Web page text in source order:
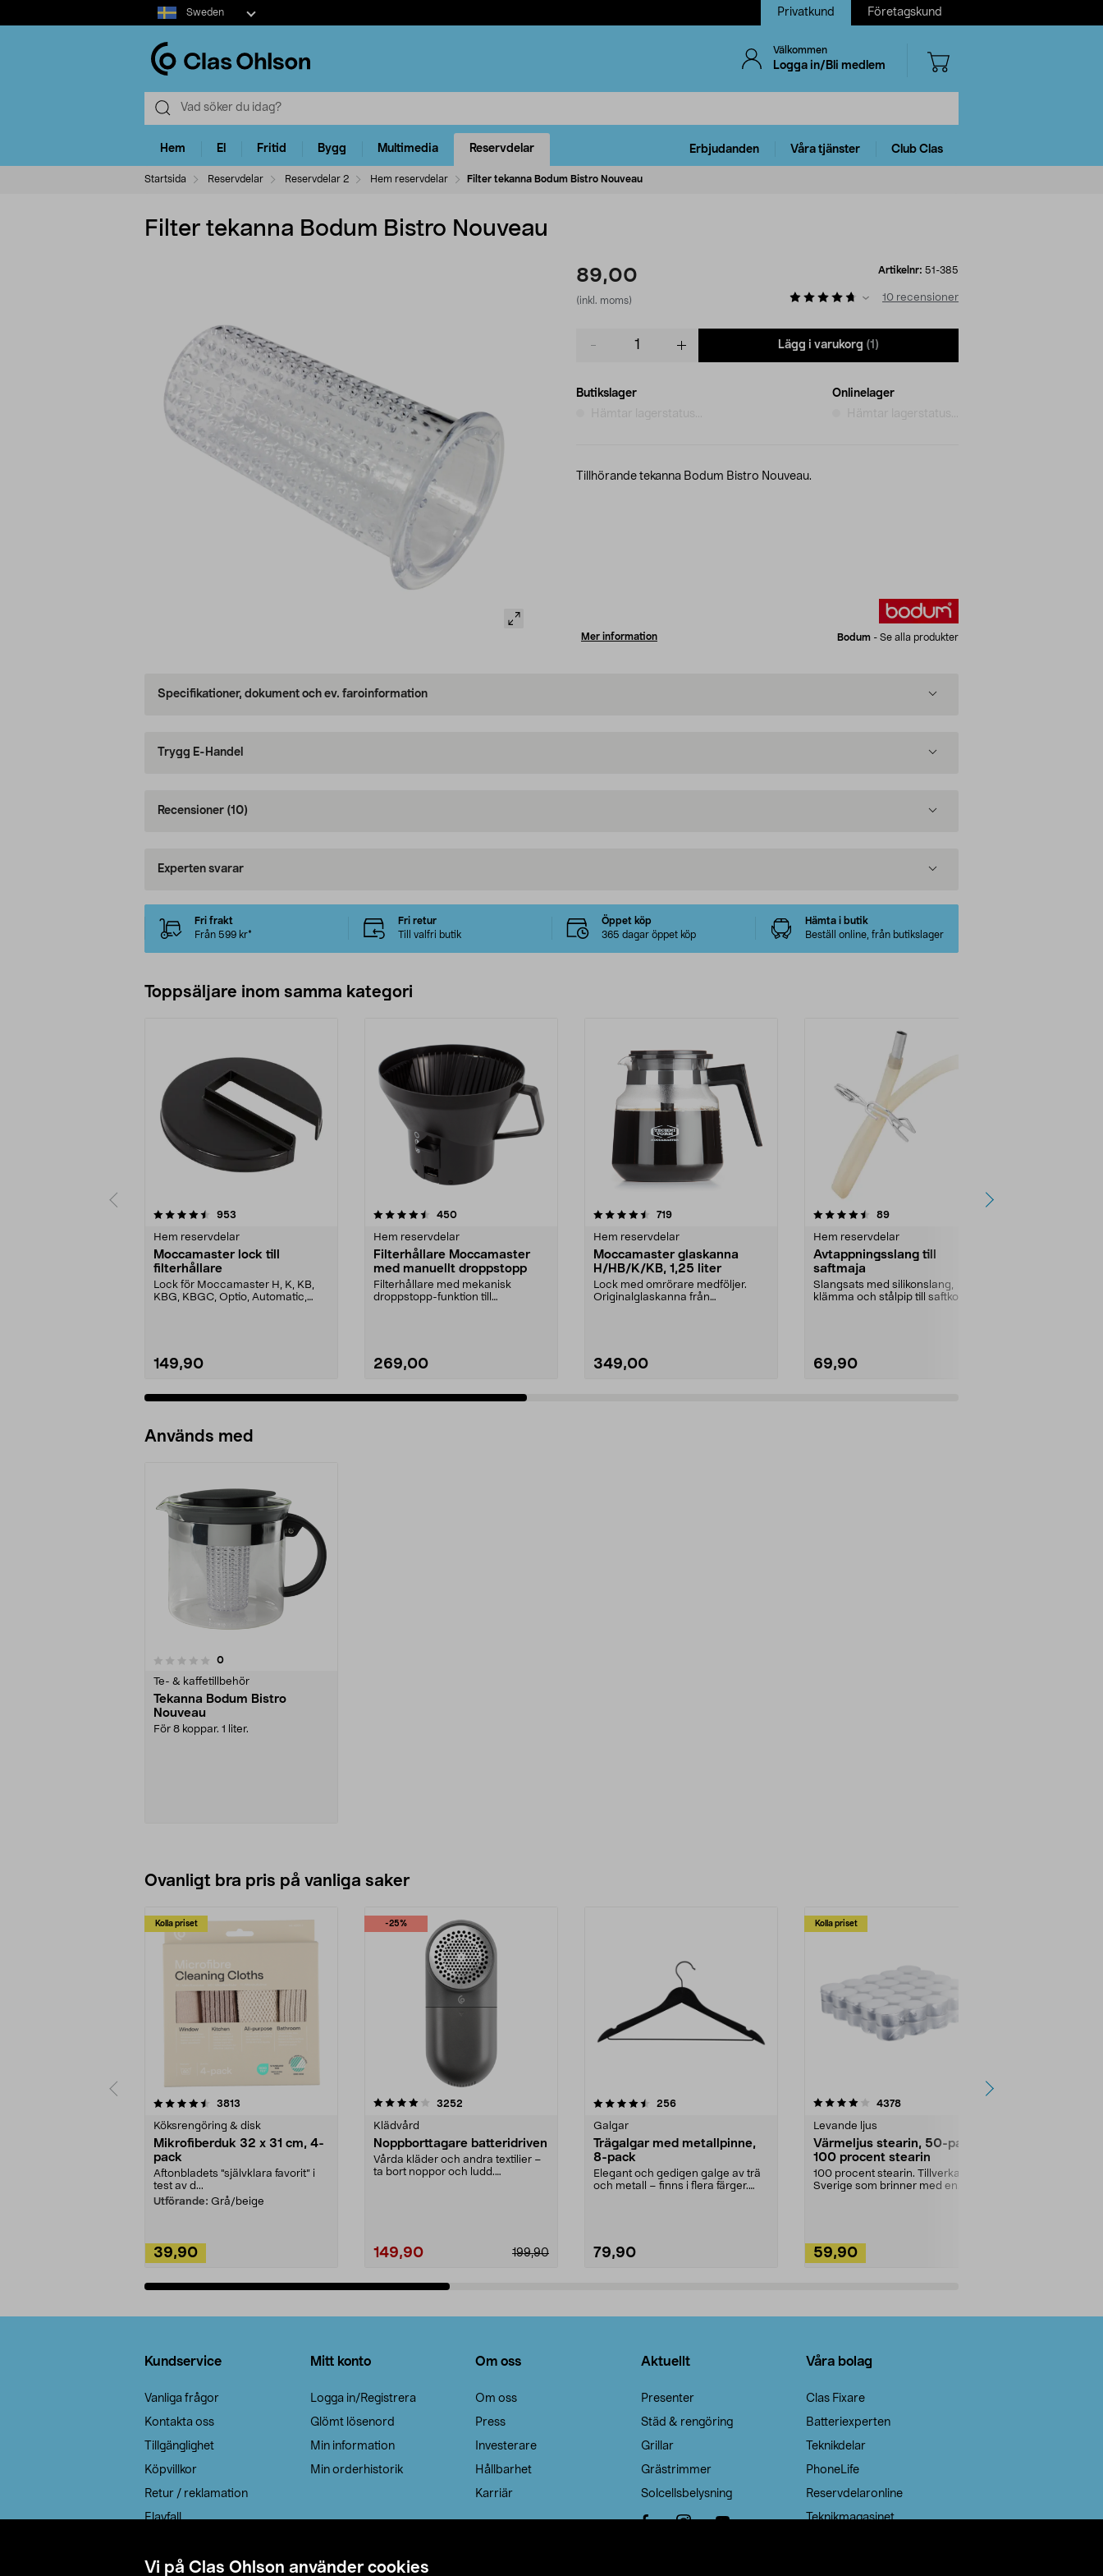
Vi på Clas Ohlson använder cookies
Select
market
Sweden Privatkund Företagskund
Välkommen
Logga in/Bli medlem
Hem El Fritid Bygg Multimedia Reservdelar Erbjudanden Våra tjänster Club Clas
Startsida Reservdelar Reservdelar 2 Hem reservdelar Filter tekanna Bodum Bistro Nouveau
Filter tekanna Bodum Bistro Nouveau
89,00
(inkl. moms)
Artikelnr: 51-385
10 recensioner
Lägg i varukorg (1)
Butikslager
Hämtar lagerstatus...
Onlinelager
Hämtar lagerstatus...
Tillhörande tekanna Bodum Bistro Nouveau.
Mer information Bodum - Se alla produkter
Specifikationer, dokument och ev. faroinformation
Trygg E-Handel
Recensioner (10)
Experten svarar
Fri frakt
Från 599 kr*
Fri retur
Till valfri butik
Öppet köp
365 dagar öppet köp
Hämta i butik
Beställ online, från butikslager
Toppsäljare inom samma kategori
953
Hem reservdelar
Moccamaster lock till
filterhållare
Lock för Moccamaster H, K, KB,
KBG, KBGC, Optio, Automatic,
149,90
4.5 av 5 stjärnor 450recensioner
Hem reservdelar
Filterhållare Moccamaster
med manuellt droppstopp
Filterhållare med mekanisk
droppstopp-funktion till
269,00
4.5 av 5 stjärnor 719recensioner
Hem reservdelar
Moccamaster glaskanna
H/HB/K/KB, 1,25 liter
Lock med omrörare medföljer.
Originalglaskanna från
349,00
4.5 av 5 stjärnor 89recensioner
Hem reservdelar
Avtappningsslang till
saftmaja
Slangsats med silikonslang,
klämma och stålpip till saftkokare.
69,90
3.5 av 5 stjärnor
Används med
0recensioner
Te- & kaffetillbehör
Tekanna Bodum Bistro
Nouveau
För 8 koppar. 1 liter.
Ovanligt bra pris på vanliga saker
Kolla priset
3813
Köksrengöring & disk
Mikrofiberduk 32 x 31 cm, 4-
pack
Aftonbladets "självklara favorit” i
test av d...
Utförande: Grå/beige
39,90
-25%
4.0av 5 stjärnor 3252
Klädvård
Noppborttagare batteridriven
Vårda kläder och andra textilier –
ta bort noppor och ludd.
199,90
149,90
4.5av 5 stjärnor 256recensioner
Galgar
Trägalgar med metallpinne,
8-pack
Elegant och gedigen galge av trä
och metall – finns i flera färger.
79,90
Kolla priset
4.0av 5 stjärnor 4378recensioner
Levande ljus
Värmeljus stearin, 50-pack,
100 procent stearin
100 procent stearin. Tillverkade i
Sverige som brinner med en
59,90
4.5av 5 stjärnor
Kundservice
Vanliga frågor
Kontakta oss
Tillgänglighet
Köpvillkor
Retur / reklamation
Elavfall
Leveransalternativ
Mitt konto
Logga in/Registrera
Glömt lösenord
Min information
Min orderhistorik
Om oss
Om oss
Press
Investerare
Hållbarhet
Karriär
Aktuellt
Presenter
Städ & rengöring
Grillar
Grästrimmer
Solcellsbelysning
Våra bolag
Clas Fixare
Batteriexperten
Teknikdelar
PhoneLife
Reservdelaronline
Teknikmagasinet